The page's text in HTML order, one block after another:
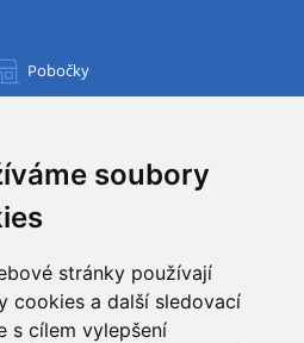
soubory
stránky používají
cookies a další sledovací
s cílem vylepšení
Pobočky
DOBA